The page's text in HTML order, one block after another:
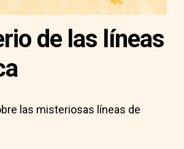
de las líneas
las misteriosas líneas de